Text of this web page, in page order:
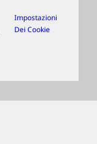
Impostazioni
Dei Cookie